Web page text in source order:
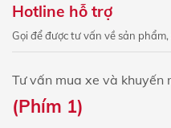
Hotline hỗ trợ
Gọi để được tư vấn về sản phẩm,
Tư vấn mua xe và khuyến
(Phím 1)